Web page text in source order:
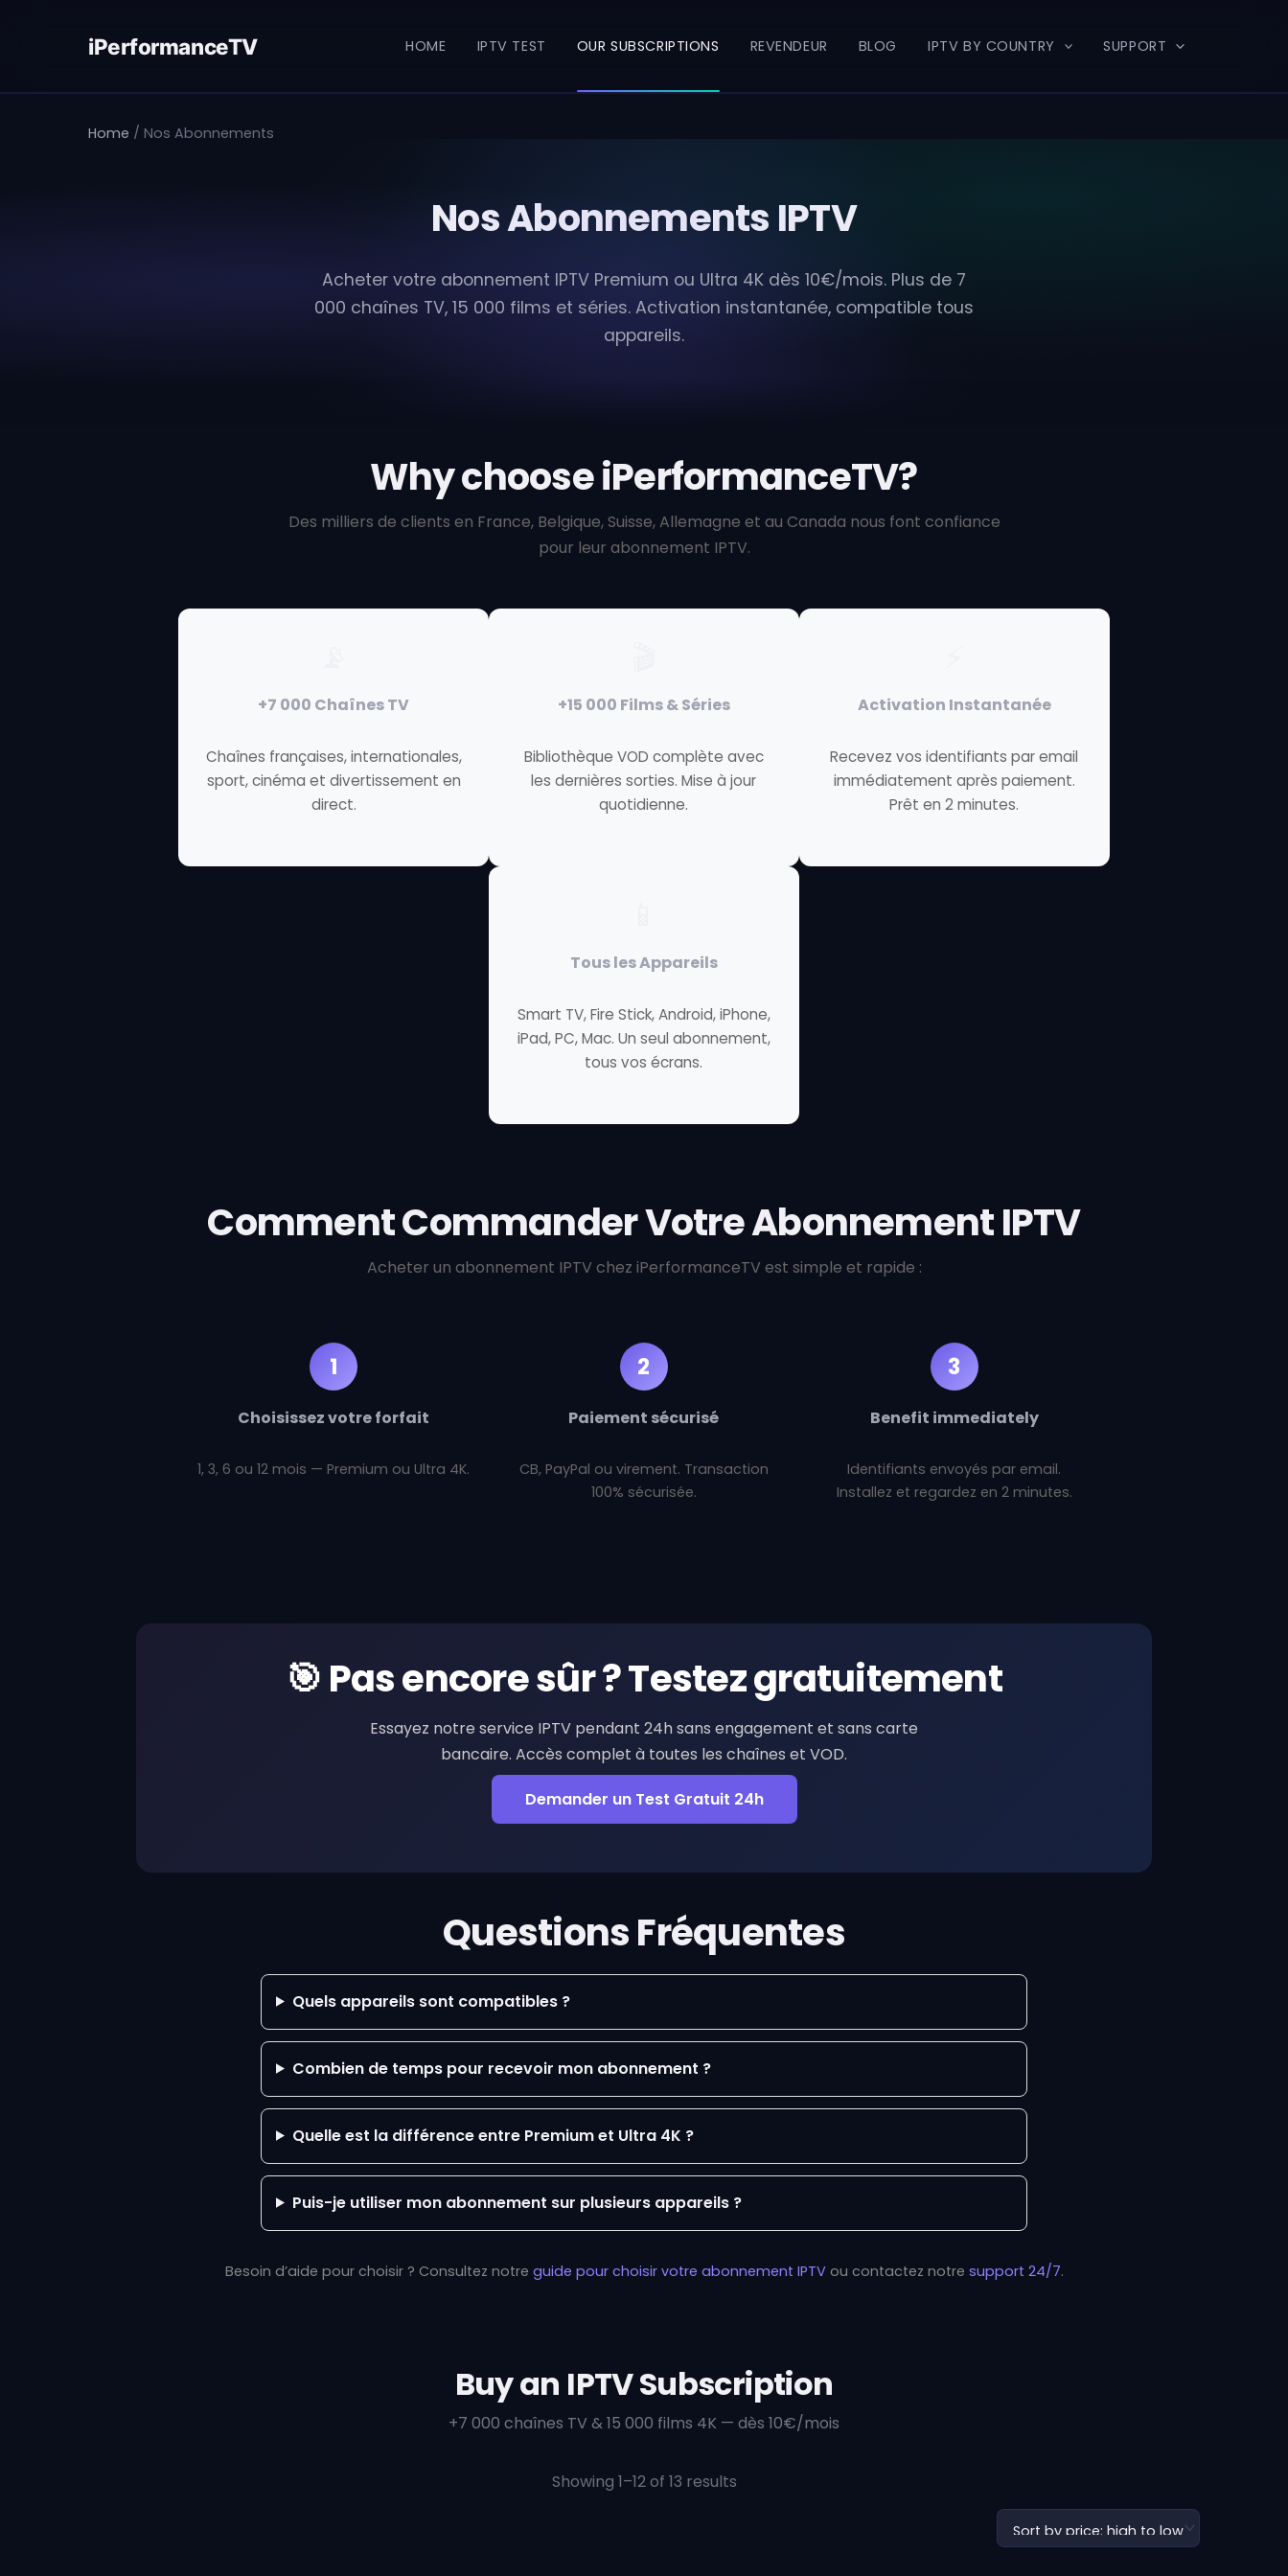
iPerformanceTV HOME IPTV TEST OUR SUBSCRIPTIONS REVENDEUR BLOG IPTV BY COUNTRY SUPPORT
Home / Nos Abonnements
Nos Abonnements IPTV
Acheter votre abonnement IPTV Premium ou Ultra 4K dès 10€/mois. Plus de 7
000 chaînes TV, 15 000 films et séries. Activation instantanée, compatible tous
appareils.
Why choose iPerformanceTV?
Des milliers de clients en France, Belgique, Suisse, Allemagne et au Canada nous font confiance
pour leur abonnement IPTV.
+7 000 Chaînes TV
Chaînes françaises, internationales,
sport, cinéma et divertissement en
direct.
+15 000 Films & Séries
Bibliothèque VOD complète avec
les dernières sorties. Mise à jour
quotidienne.
Activation Instantanée
Recevez vos identifiants par email
immédiatement après paiement.
Prêt en 2 minutes.
Tous les Appareils
Smart TV, Fire Stick, Android, iPhone,
iPad, PC, Mac. Un seul abonnement,
tous vos écrans.
Comment Commander Votre Abonnement IPTV
Acheter un abonnement IPTV chez iPerformanceTV est simple et rapide :
1
Choisissez votre forfait
1, 3, 6 ou 12 mois — Premium ou Ultra 4K.
2
Paiement sécurisé
CB, PayPal ou virement. Transaction
100% sécurisée.
3
Benefit immediately
Identifiants envoyés par email.
Installez et regardez en 2 minutes.
🎯 Pas encore sûr ? Testez gratuitement
Essayez notre service IPTV pendant 24h sans engagement et sans carte
bancaire. Accès complet à toutes les chaînes et VOD.
Demander un Test Gratuit 24h
Questions Fréquentes
Quels appareils sont compatibles ?
Combien de temps pour recevoir mon abonnement ?
Quelle est la différence entre Premium et Ultra 4K ?
Puis-je utiliser mon abonnement sur plusieurs appareils ?
Besoin d’aide pour choisir ? Consultez notre guide pour choisir votre abonnement IPTVou contactez notre support 24/7.
Buy an IPTV Subscription
+7 000 chaînes TV & 15 000 films 4K — dès 10€/mois
Showing 1–12 of 13 resultsSorted